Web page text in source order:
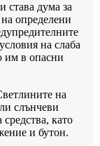
става дума за
определени
на слаба
им в опасни
на
слънчеви
като
и бутон.